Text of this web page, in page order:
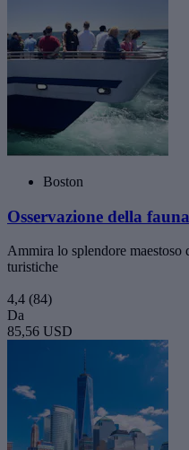
Boston
Osservazione della
Ammira lo splendore maestoso
turistiche
4,4 (84)
Da
85,56 USD